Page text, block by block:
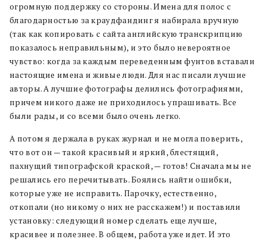
огромную поддержку со стороны. Имена для полос с
благодарностью за краудфандинг я набирала вручную
(так как копировать с сайта английскую транскрипцию
показалось неправильным), и это было невероятное
чувство: когда за каждым переведенным фунтов вставали
настоящие имена и живые люди. Для нас писали лучшие
авторы. А лучшие фотографы делились фотографиями,
причем никого даже не приходилось упрашивать. Все
были рады, и со всеми было очень легко.
А потом я держала в руках журнал и не могла поверить,
что вот он — такой красивый и яркий, блестящий,
пахнущий типографской краской, — готов! Сначала мы не
решались его перечитывать. Боялись найти ошибки,
которые уже не исправить. Парочку, естественно,
откопали (но никому о них не расскажем!) и поставили
установку: следующий номер сделать еще лучше,
красивее и полезнее. В общем, работа уже идет. И это